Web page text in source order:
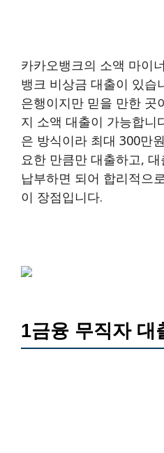
카카오뱅크의 소액 마이
뱅크 비상금 대출이 있습
은행이지만 믿을 만한 곳
지 소액 대출이 가능합니
은 방식이라 최대 300만
요한 만큼만 대출하고,
납부하면 되어 합리적으
이 장점입니다.
1금융 무직자 대